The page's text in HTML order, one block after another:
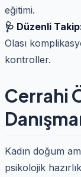
eğitimi.
🩺 Düzenli
Olası
kontroller.
Cerrahi
Kadın doğum
psikolojik